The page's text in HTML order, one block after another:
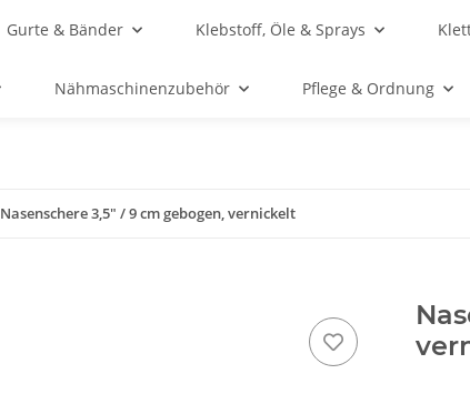
Gurte & Bänder Klebstoff, Öle & Sprays
Nähmaschinenzubehör Pflege & Ordnung
Nasenschere 3,5" / 9 cm gebogen, vernickelt